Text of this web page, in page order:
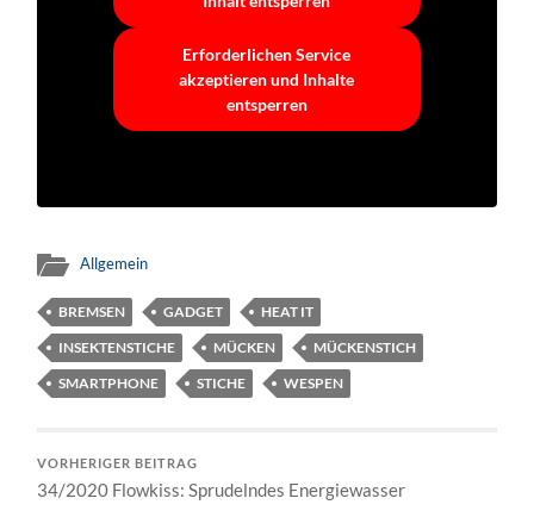
Erforderlichen Service
akzeptieren und Inhalte
entsperren
Allgemein
BREMSEN GADGET
HEAT IT
INSEKTENSTICHE
MÜCKEN
MÜCKENSTICH
SMARTPHONE
STICHE WESPEN
VORHERIGER BEITRAG
34/2020 Flowkiss: Sprudelndes Energiewasser